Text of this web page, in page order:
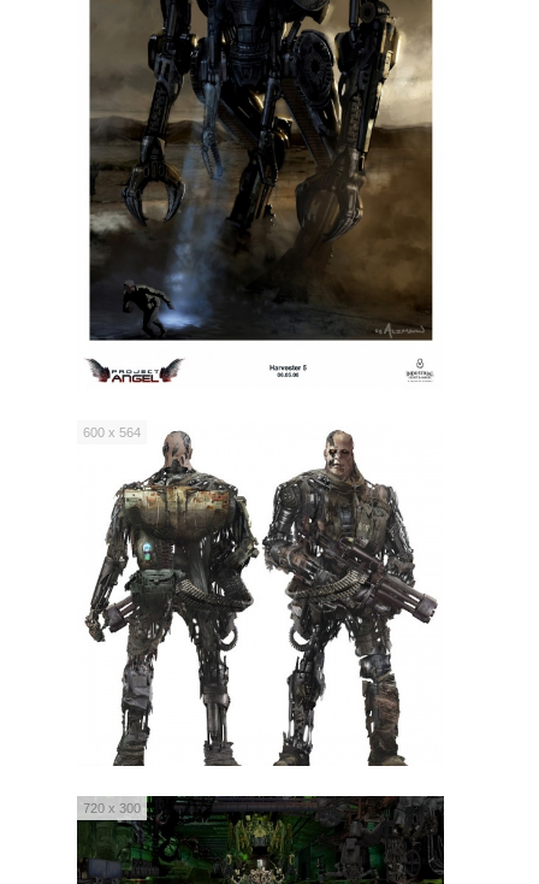
600 x 564
720 x 300